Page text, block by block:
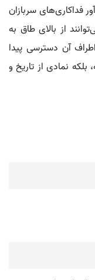
فداکاری‌های سربازان
از بالای طاق به
آن دسترسی پیدا
بلکه نمادی از تاریخ و